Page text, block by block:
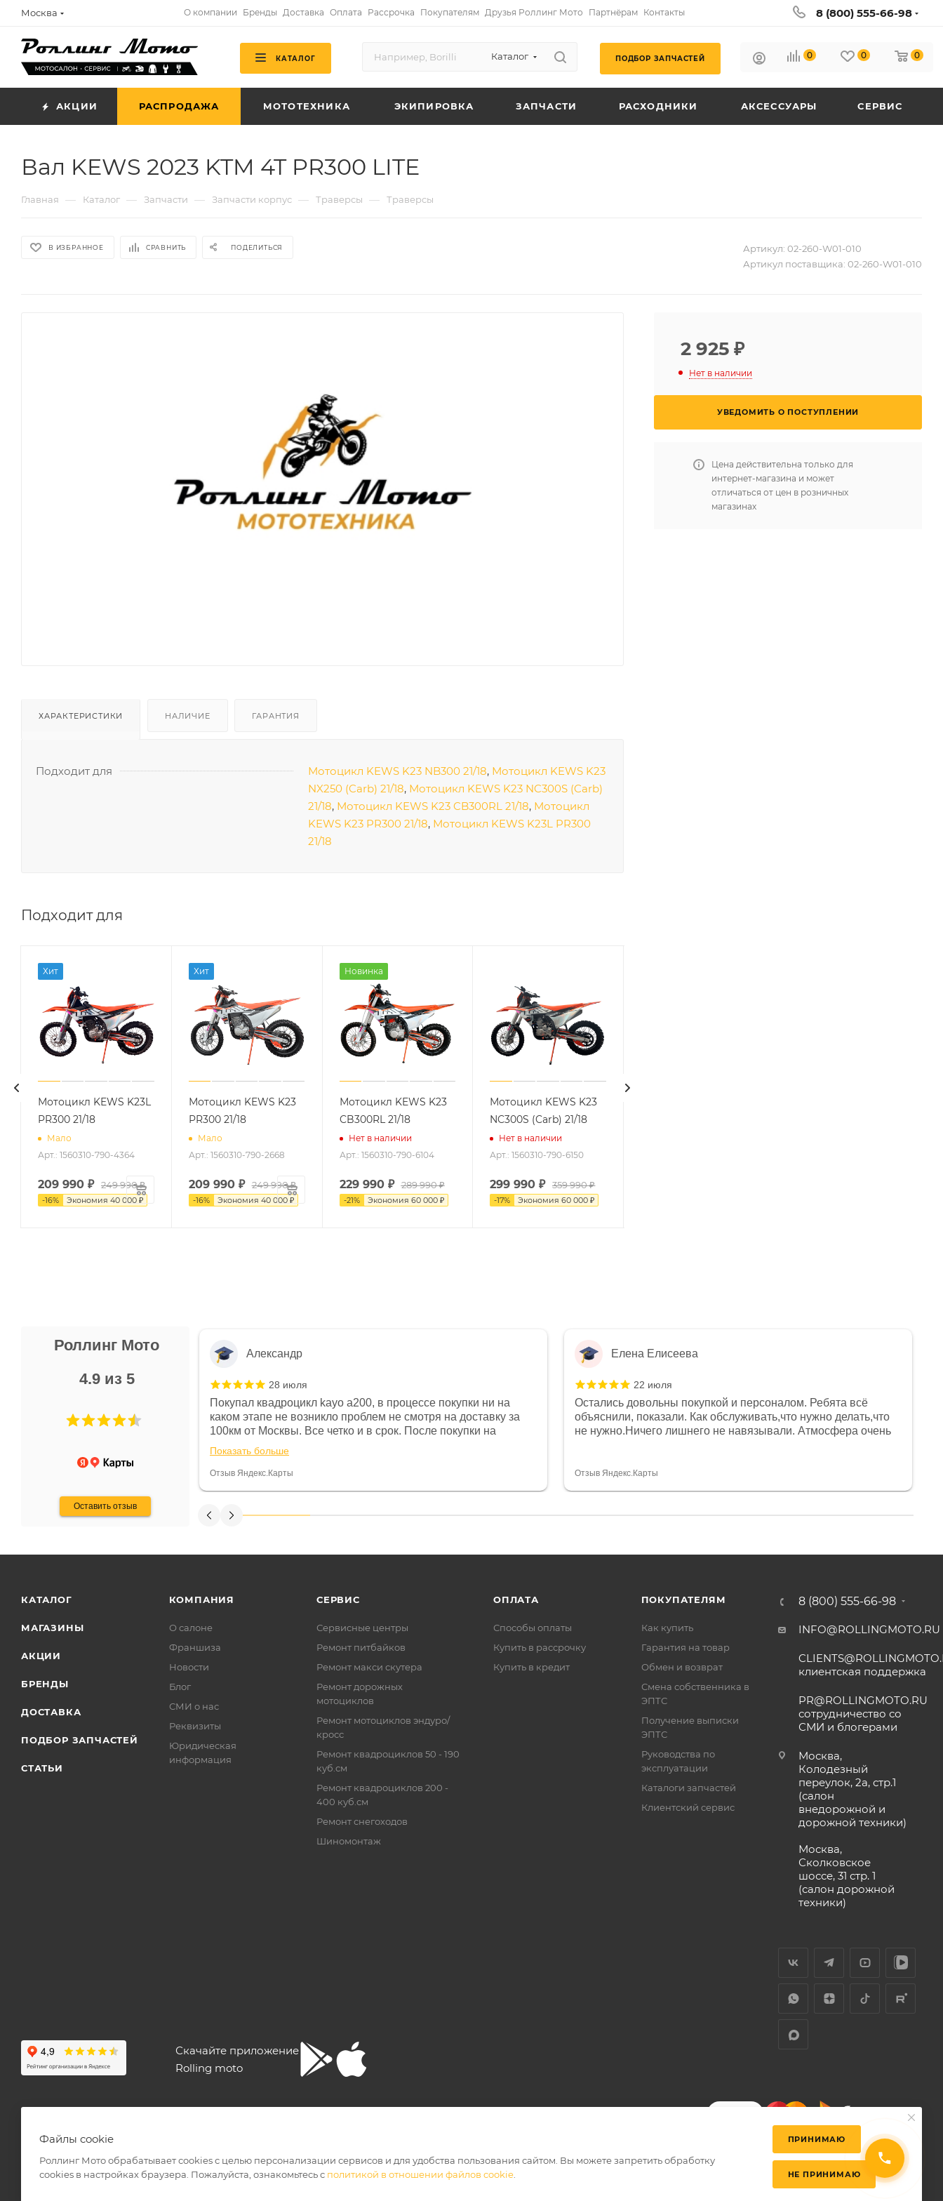
Москва О компании Бренды Доставка Оплата Рассрочка Покупателям Друзья Роллинг Мото Партнёрам Контакты 8 (800) 555-66-98
КАТАЛОГ Каталог ПОДБОР ЗАПЧАСТЕЙ 0 0 0
АКЦИИ РАСПРОДАЖА МОТОТЕХНИКА ЭКИПИРОВКА ЗАПЧАСТИ РАСХОДНИКИ АКСЕССУАРЫ СЕРВИС
Вал KEWS 2023 KTM 4T PR300 LITE
Главная — Каталог — Запчасти — Запчасти корпус — Траверсы — Траверсы
В ИЗБРАННОЕ СРАВНИТЬ ПОДЕЛИТЬСЯ Артикул: 02-260-W01-010
Артикул поставщика: 02-260-W01-010
ХАРАКТЕРИСТИКИ НАЛИЧИЕ ГАРАНТИЯ
Подходит для Мотоцикл KEWS K23 NB300 21/18, Мотоцикл KEWS K23
NX250 (Carb) 21/18, Мотоцикл KEWS K23 NC300S (Carb)
21/18, Мотоцикл KEWS K23 CB300RL 21/18, Мотоцикл
KEWS K23 PR300 21/18, Мотоцикл KEWS K23L PR300
21/18
Подходит для
Хит
Мотоцикл KEWS K23L
PR300 21/18
Мало
Арт.: 1560310-790-4364
209 990 ₽ 249 990₽
-16% Экономия 40 000 ₽
Хит
Мотоцикл KEWS K23
PR300 21/18
Мало
Арт.: 1560310-790-2668
209 990₽ 249 990₽
-16% Экономия 40 000₽
Новинка
Мотоцикл KEWS K23
CB300RL 21/18
Нет в наличии
Арт.: 1560310-790-6104
229 990₽ 289 990₽
-21% Экономия 60 000₽
Мотоцикл KEWS K23
NC300S (Carb) 21/18
Нет в наличии
Арт.: 1560310-790-6150
299 990 ₽ 359 990₽
-17% Экономия 60 000 ₽
2 925 ₽
Нет в наличии
УВЕДОМИТЬ О ПОСТУПЛЕНИИ
Цена действительна только для
интернет-магазина и может
отличаться от цен в розничных
магазинах
Роллинг Мото
4.9 из 5
Оставить отзыв
Не понравились условия
и дают только на год)
Александр
28 июля
Покупал квадроцикл kayo a200, в процессе покупки ни на
каком этапе не возникло проблем не смотря на доставку за
100км от Москвы. Все четко и в срок. После покупки на
спидометре всегда был 0, при этом представители магазина
постоянно были на связи и в итоге проблема была решена.
Считаю, что это говорит о небезразличии к клиенту после
Показать больше
Отзыв Яндекс.Карты
Елена Елисеева
22 июля
Остались довольны покупкой и персоналом. Ребята всё
объяснили, показали. Как обслуживать,что нужно делать,что
не нужно.Ничего лишнего не навязывали. Атмосфера очень
огромное спасибо Дмитрию, за клиентоориентированность и
Отзыв Яндекс.Карты
КАТАЛОГ
МАГАЗИНЫ
АКЦИИ
БРЕНДЫ
ДОСТАВКА
ПОДБОР ЗАПЧАСТЕЙ
СТАТЬИ
КОМПАНИЯ
О салоне
Франшиза
Новости
Блог
СМИ о нас
Реквизиты
Юридическая
информация
СЕРВИС
Сервисные центры
Ремонт питбайков
Ремонт макси скутера
Ремонт дорожных
мотоциклов
Ремонт мотоциклов эндуро/
кросс
Ремонт квадроциклов 50 - 190
куб.см
Ремонт квадроциклов 200 -
400 куб.см
Ремонт снегоходов
Шиномонтаж
ОПЛАТА
Способы оплаты
Купить в рассрочку
Купить в кредит
ПОКУПАТЕЛЯМ
Как купить
Гарантия на товар
Обмен и возврат
Смена собственника в
ЭПТС
Получение выписки
ЭПТС
Руководства по
эксплуатации
Каталоги запчастей
Клиентский сервис
8 (800) 555-66-98
INFO@ROLLINGMOTO.RU
клиентская поддержка
PR@ROLLINGMOTO.RU
сотрудничество со
СМИ и блогерами
Москва,
Колодезный
переулок, 2а, стр.1
(салон
внедорожной и
дорожной техники)
Москва,
Сколковское
шоссе, 31 стр. 1
(салон дорожной
техники)
Скачайте приложение
Rolling moto
ПОЛЬЗОВАТЕЛЬСКОЕ СОГЛАШЕНИЕПУБЛИЧНАЯ ОФЕРТАПОЛИТИКА КОНФИДЕНЦИАЛЬНОСТИ
Файлы cookie
Роллинг Мото обрабатывает сookies с целью персонализации сервисов и для удобства пользования сайтом. Вы можете запретить обработку
сookies в настройках браузера. Пожалуйста, ознакомьтесь с политикой в отношении файлов cookie
ПРИНИМАЮ
НЕ ПРИНИМАЮ